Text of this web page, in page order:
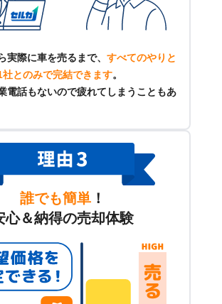
実際に車を売るまで、 すべてのやりと
社とのみで完結できます。
電話もないので疲れてしまうこともあ
誰でも簡単 ！
心＆納得の売却体験